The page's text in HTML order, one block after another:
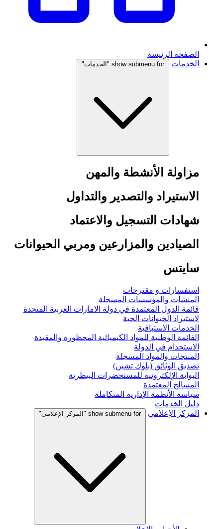
الصفحة الرئيسة
الخدمات
show submenu for "الخدمات"
مزاولة الأنشطة والمهن
الاستيراد والتصدير والتداول
شهادات التسجيل والاعتماد
الصيادين والمزارعين ومربي الحيوانات
سايتس
استفسارات و مقترحات
المنشأت والمؤسسات المسجلة
قائمة الدول المعتمدة في دولة الامارات العربية المتحدة
لاستيراد الحيوانات الحية
الخدمات الاستباقية
القائمة الوطنية للمواد الكيميائية المحظورة والمقيدة
الاستخدام في الدولة
المنتجات والمواد المسجلة
تصديق الوثائق (بلوك تشين)
البوابة الإلكترونية للمستحضرات البيطرية
المسالخ المعتمدة
سياسة الأنظمة الإدارية المتكاملة
دليل الخدمات
المركز الإعلامي
show submenu for "المركز الإعلامي"